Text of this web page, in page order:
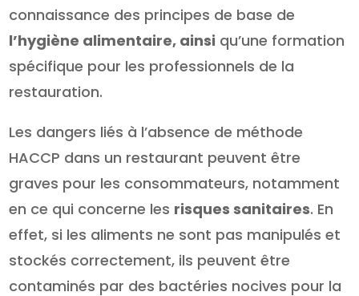
connaissance des principes de base de
l’hygiène alimentaire, ainsi qu’une formation
spécifique pour les professionnels de la
restauration.
Les dangers liés à l’absence de méthode
HACCP dans un restaurant peuvent être
graves pour les consommateurs, notamment
en ce qui concerne les risques sanitaires. En
effet, si les aliments ne sont pas manipulés et
stockés correctement, ils peuvent être
contaminés par des bactéries nocives pour la